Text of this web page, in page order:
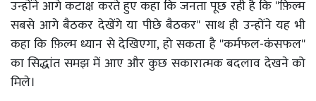
उन्होंने आगे कटाक्ष करते हुए कहा कि जनता पूछ रही है कि ''फ़िल्म
सबसे आगे बैठकर देखेंगे या पीछे बैठकर'' साथ ही उन्होंने यह भी
कहा कि फ़िल्म ध्यान से देखिएगा, हो सकता है ''कर्मफल-कंसफल''
का सिद्धांत समझ में आए और कुछ सकारात्मक बदलाव देखने को
मिले।